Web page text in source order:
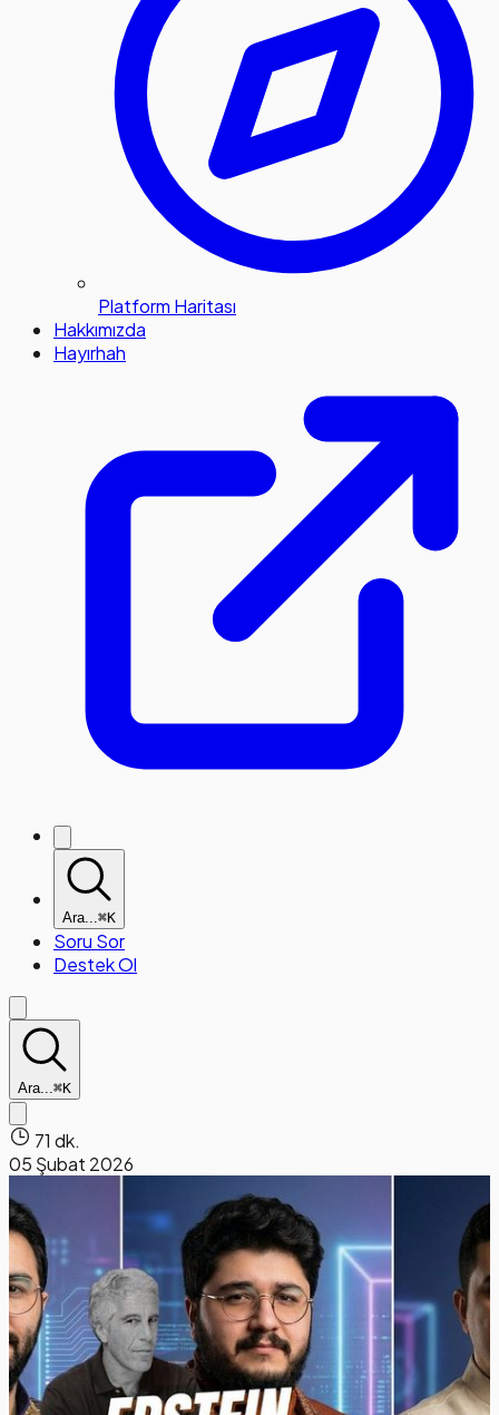
Platform Haritası
Hakkımızda
Hayırhah
Ara...⌘K
Soru Sor
Destek Ol
Ara...⌘K
71 dk.
05 Şubat 2026